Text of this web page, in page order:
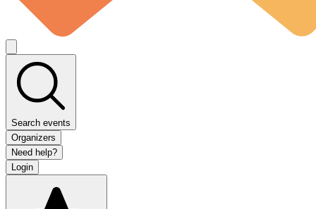
Search events
Organizers
Need help?
Login